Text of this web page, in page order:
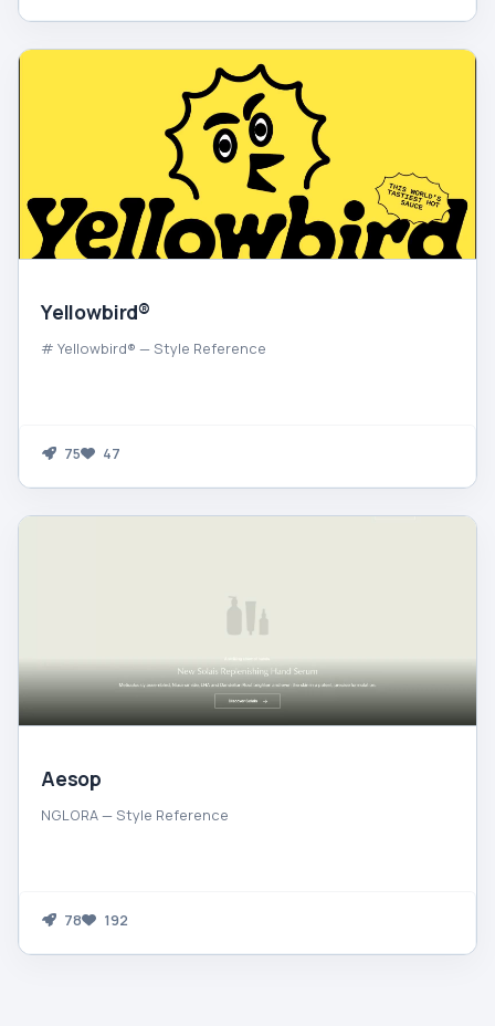
Yellowbird®
# Yellowbird® — Style Reference
75 47
Aesop
NGLORA — Style Reference
78 192